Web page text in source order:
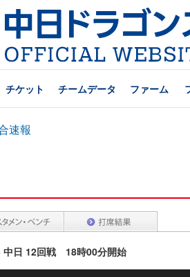
チケット チームデータ ファーム
速報
日 12回戦 18時00分開始